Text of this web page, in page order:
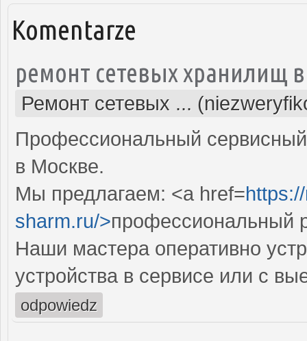
Komentarze
ремонт сетевых хранилищ
Ремонт сетевых ...
Профессиональный
в Москве.
Мы предлагаем: <a href=
sharm.ru/>профессиональный
Наши мастера оперативно
устройства в сервисе или с
odpowiedz